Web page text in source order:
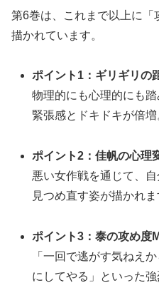
第6巻は、これまで以上に「
描かれています。
ポイント1：ギリギリの
物理的にも心理的にも踏
緊張感とドキドキが倍増
ポイント2：佳帆の心理
悪い女作戦を通じて、
見つめ直す姿が描かれま
ポイント3：泰の攻め度
「一回で逃がす気ねえ
にしてやる」といった